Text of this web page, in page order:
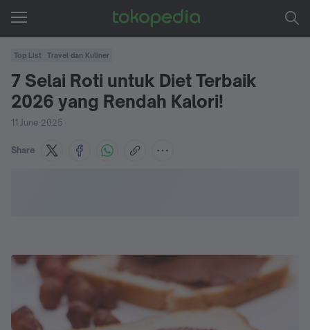
Top List Travel dan Kuliner
7 Selai Roti untuk Diet Terbaik
2026 yang Rendah Kalori!
11 June 2025
Share